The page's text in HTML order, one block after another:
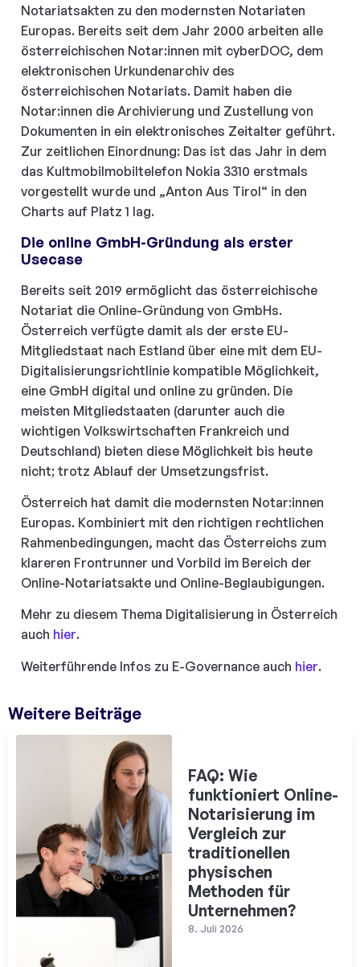
Notariatsakten zu den modernsten Notariaten
Europas. Bereits seit dem Jahr 2000 arbeiten alle
österreichischen Notar:innen mit cyberDOC, dem
elektronischen Urkundenarchiv des
österreichischen Notariats. Damit haben die
Notar:innen die Archivierung und Zustellung von
Dokumenten in ein elektronisches Zeitalter geführt.
Zur zeitlichen Einordnung: Das ist das Jahr in dem
das Kultmobilmobiltelefon Nokia 3310 erstmals
vorgestellt wurde und „Anton Aus Tirol“ in den
Charts auf Platz 1 lag.
Die online GmbH-Gründung als erster
Usecase
Bereits seit 2019 ermöglicht das österreichische
Notariat die Online-Gründung von GmbHs.
Österreich verfügte damit als der erste EU-
Mitgliedstaat nach Estland über eine mit dem EU-
Digitalisierungsrichtlinie kompatible Möglichkeit,
eine GmbH digital und online zu gründen. Die
meisten Mitgliedstaaten (darunter auch die
wichtigen Volkswirtschaften Frankreich und
Deutschland) bieten diese Möglichkeit bis heute
nicht; trotz Ablauf der Umsetzungsfrist.
Österreich hat damit die modernsten Notar:innen
Europas. Kombiniert mit den richtigen rechtlichen
Rahmenbedingungen, macht das Österreichs zum
klareren Frontrunner und Vorbild im Bereich der
Online-Notariatsakte und Online-Beglaubigungen.
Mehr zu diesem Thema Digitalisierung in Österreich
auch hier.
Weiterführende Infos zu E-Governance auch hier.
Weitere Beiträge
FAQ: Wie
funktioniert Online-
Notarisierung im
Vergleich zur
traditionellen
physischen
Methoden für
Unternehmen?
8. Juli 2026